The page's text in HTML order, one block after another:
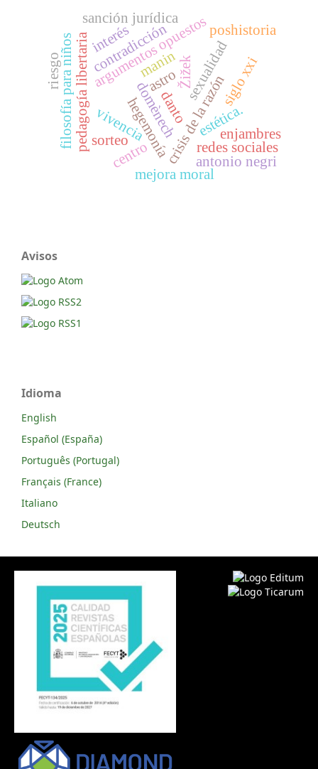
sexualidad
argumentos opuestos
domènechcrisis de la razón
Žižek
hegemonía estética.
sanción jurídica
siglo xxi
pedagogía libertaria
filosofía para niños contradicción
interés poshistoria
redes sociales
manin
vivencia
mejora moral
astro
sorteo
riesgo
centro antonio negri
enjambres
danto
Avisos
Idioma
English
Español (España)
Português (Portugal)
Français (France)
Italiano
Deutsch